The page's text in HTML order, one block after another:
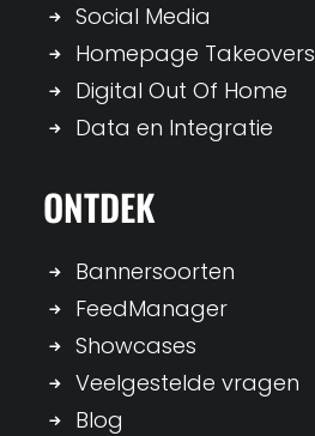
Social Media
Homepage Takeovers
Digital Out Of Home
Data en Integratie
ONTDEK
Bannersoorten
FeedManager
Showcases
Veelgestelde vragen
Blog